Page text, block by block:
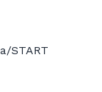
START